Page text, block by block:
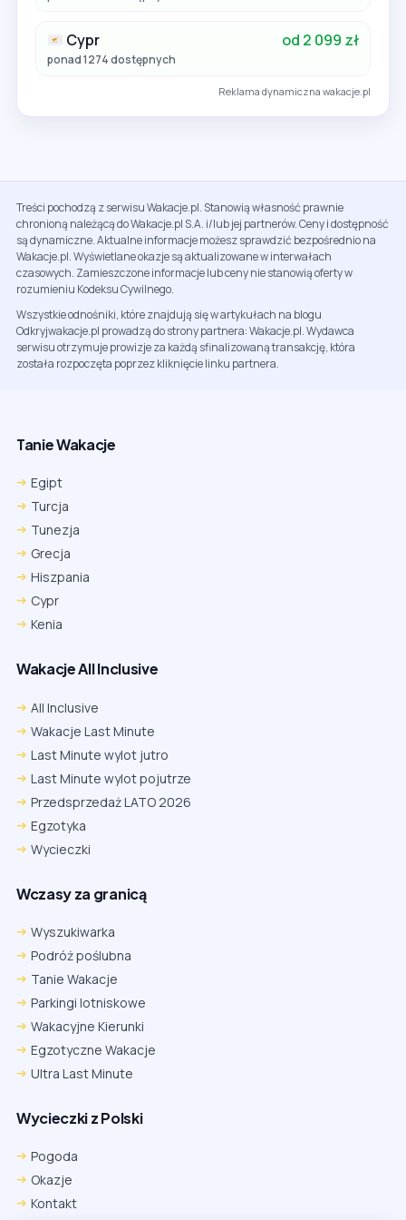
Cypr od 2 099 zł
ponad 1274 dostępnych
Reklama dynamiczna wakacje.pl
Treści pochodzą z serwisu Wakacje.pl. Stanowią własność prawnie
chronioną należącą do Wakacje.pl S.A. i/lub jej partnerów. Ceny i dostępność
są dynamiczne. Aktualne informacje możesz sprawdzić bezpośrednio na
Wakacje.pl. Wyświetlane okazje są aktualizowane w interwałach
czasowych. Zamieszczone informacje lub ceny nie stanowią oferty w
rozumieniu Kodeksu Cywilnego.
Wszystkie odnośniki, które znajdują się w artykułach na blogu
Odkryjwakacje.pl prowadzą do strony partnera: Wakacje.pl. Wydawca
serwisu otrzymuje prowizje za każdą sfinalizowaną transakcję, która
została rozpoczęta poprzez kliknięcie linku partnera.
Tanie Wakacje
Egipt
Turcja
Tunezja
Grecja
Hiszpania
Cypr
Kenia
Wakacje All Inclusive
All Inclusive
Wakacje Last Minute
Last Minute wylot jutro
Last Minute wylot pojutrze
Przedsprzedaż LATO 2026
Egzotyka
Wycieczki
Wczasy za granicą
Wyszukiwarka
Podróż poślubna
Tanie Wakacje
Parkingi lotniskowe
Wakacyjne Kierunki
Egzotyczne Wakacje
Ultra Last Minute
Wycieczki z Polski
Pogoda
Okazje
Kontakt
Firefox
Ustawienia → Prywatność i bezpieczeństwo → Pliki cookie innych
firm → ustaw „Zezwalaj”.